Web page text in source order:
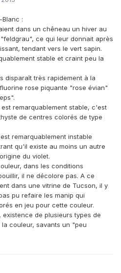
:
dans un chêneau un hiver au
ce qui leur donnait après
tendant vers le vert sapin.
stable et craint peu la
disparaît très rapidement à la
rose piquante "rose évian"
remarquablement stable, c'est
de centres colorés de type
remarquablement instable
qu'il existe au moins un autre
du violet.
dans les conditions
il ne décolore pas. A ce
dans une vitrine de Tucson, il y
pu refaire les manip qui
en jeu pour cette couleur.
de plusieurs types de
couleur, savants un "peu